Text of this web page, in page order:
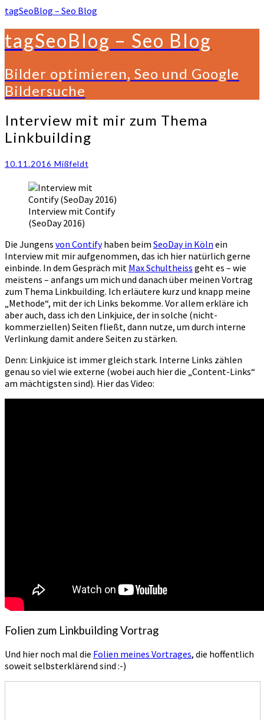
tagSeoBlog – Seo Blog
tagSeoBlog – Seo Blog
Bilder optimieren, Seo und Google
Bildersuche
Interview
mit
mir
Thema
Interview mit mir zum Thema
Linkbuilding
10.11.2016 Mißfeldt
Interview mit Contify
(SeoDay 2016)
Die Jungens von Contifyhaben beim SeoDay in Köln ein
Interview mit mir aufgenommen, das ich hier natürlich gerne
einbinde. In dem Gespräch mit Max Schultheiss geht es – wie
meistens – anfangs um mich und danach über meinen Vortrag
zum Thema Linkbuilding. Ich erläutere kurz und knapp meine
„Methode“, mit der ich Links bekomme. Vor allem erkläre ich
aber auch, dass ich den Linkjuice, der in solche (nicht-
kommerziellen) Seiten fließt, dann nutze, um durch interne
Verlinkung damit andere Seiten zu stärken.
Denn: Linkjuice ist immer gleich stark. Interne Links zählen
genau so viel wie externe (wobei auch hier die „Content-Links“
am mächtigsten sind). Hier das Video:
Folien zum Linkbuilding Vortrag
Und hier noch mal die Folien meines Vortrages, die hoffentlich
soweit selbsterklärend sind :-)